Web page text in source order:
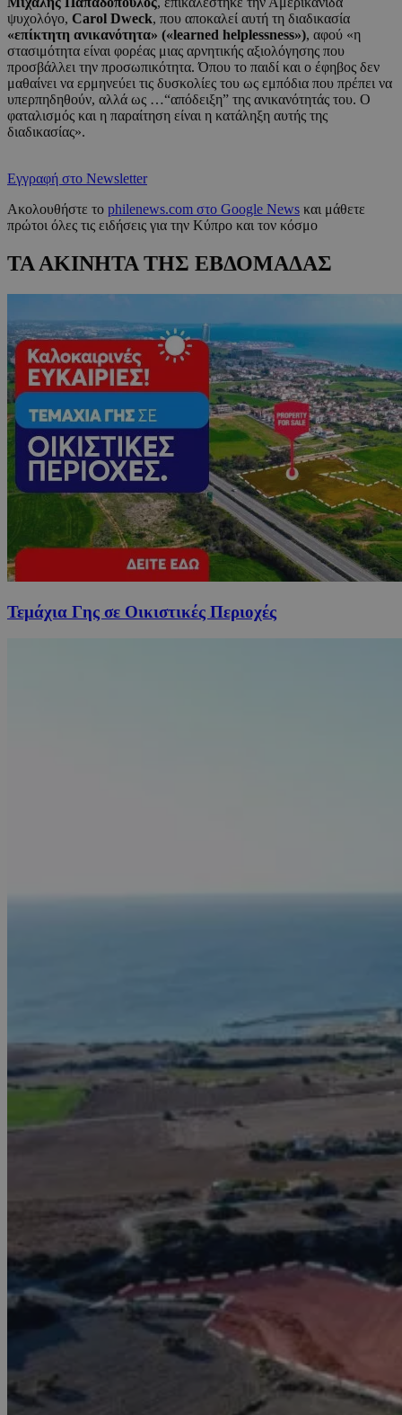
ψυχολόγο, Carol Dweck, που αποκαλεί αυτή τη διαδικασία
«επίκτητη ανικανότητα» («learned helplessness»), αφού «η
στασιμότητα είναι φορέας μιας αρνητικής αξιολόγησης που
προσβάλλει την προσωπικότητα. Όπου το παιδί και ο έφηβος δεν
μαθαίνει να ερμηνεύει τις δυσκολίες του ως εμπόδια που πρέπει να
υπερπηδηθούν, αλλά ως …“απόδειξη” της ανικανότητάς του. Ο
φαταλισμός και η παραίτηση είναι η κατάληξη αυτής της
διαδικασίας».
Εγγραφή στο Newsletter
Ακολουθήστε το philenews.com στο Google News και μάθετε
πρώτοι όλες τις ειδήσεις για την Κύπρο και τον κόσμο
ΤΑ ΑΚΙΝΗΤΑ ΤΗΣ ΕΒΔΟΜΑΔΑΣ
Τεμάχια Γης σε Οικιστικές Περιοχές